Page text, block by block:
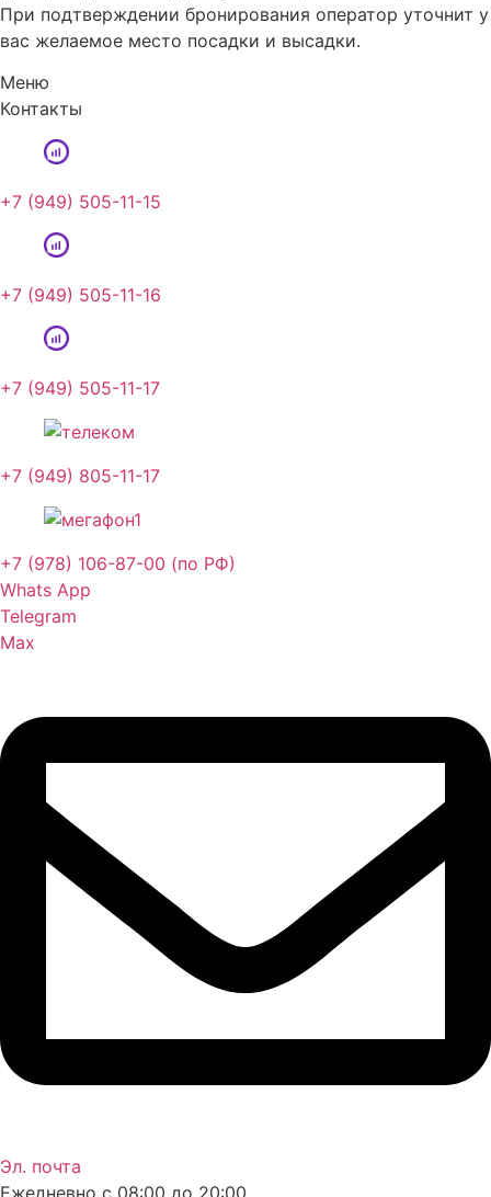
При подтверждении бронирования оператор уточнит у
вас желаемое место посадки и высадки.
Меню
Контакты
+7 (949) 505-11-15
+7 (949) 505-11-16
+7 (949) 505-11-17
+7 (949) 805-11-17
+7 (978) 106-87-00 (по РФ)
Whats App
Telegram
Max
Эл. почта